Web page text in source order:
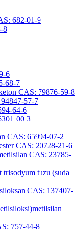
682-01-9
8
6
68-7
CAS: 79876-59-8
57-7
64-6
00-3
CAS: 65994-07-2
CAS: 20728-21-6
CAS: 23785-
tuzu (suda
CAS: 137407-
757-44-8